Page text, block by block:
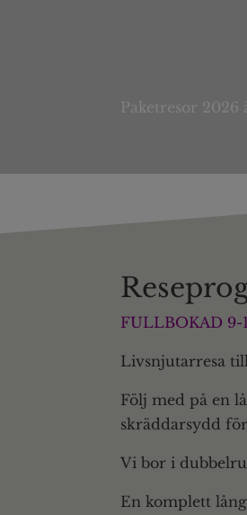
Paketresor
FULLBOKAD 9-
Livsnjutarresa
Följ med på en
skräddarsydd
Vi bor i
En komplett